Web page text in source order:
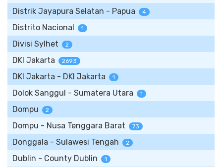
Distrik Jayapura Selatan - Papua 4
Distrito Nacional 1
Divisi Sylhet 2
DKI Jakarta 2693
DKI Jakarta - DKI Jakarta 1
Dolok Sanggul - Sumatera Utara 1
Dompu 2
Dompu - Nusa Tenggara Barat 73
Donggala - Sulawesi Tengah 2
Dublin - County Dublin 1